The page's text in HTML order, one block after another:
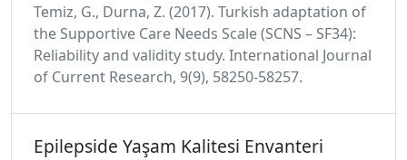
Temiz, G., Durna, Z. (2017). Turkish adaptation of
the Supportive Care Needs Scale (SCNS – SF34):
Reliability and validity study. International Journal
of Current Research, 9(9), 58250-58257.
Epilepside Yaşam Kalitesi Envanteri